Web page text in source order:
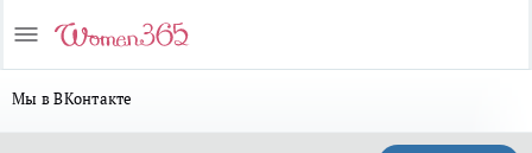
Мы в ВКонтакте